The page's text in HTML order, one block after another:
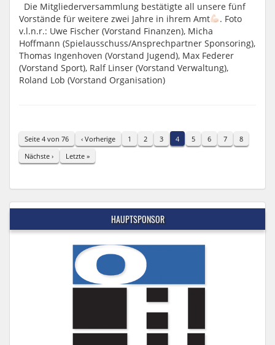
Die Mitgliederversammlung bestätigte all unsere fünf
Vorstände für weitere zwei Jahre in ihrem Amt
. Foto
v.l.n.r.: Uwe Fischer (Vorstand Finanzen), Micha
Hoffmann (Spielausschuss/Ansprechpartner Sponsoring),
Thomas Ingenhoven (Vorstand Jugend), Max Federer
(Vorstand Sport), Ralf Linser (Vorstand Verwaltung),
Roland Lob (Vorstand Organisation)
Seite 4 von 76 ‹ Vorherige 1 2 3 4 5 6 7
8
Nächste ›
Letzte »
HAUPTSPONSOR